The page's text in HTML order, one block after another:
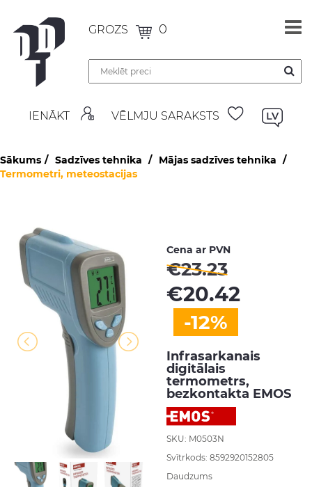
GROZS 0
IENĀKT VĒLMJU SARAKSTS
Sākums Sadzīves tehnika
Mājas sadzīves tehnika
Termometri, meteostacijas
Cena ar PVN
€23.23
€20.42
-12%
Infrasarkanais
digitālais
termometrs,
bezkontakta EMOS
SKU: M0503N
Svītrkods: 8592920152805
Daudzums